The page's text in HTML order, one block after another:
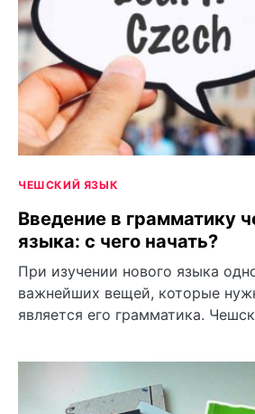
ЧЕШСКИЙ ЯЗЫК
Введение в грамматику
языка: с чего начать?
При изучении нового языка
важнейших вещей, которые
является его грамматика.